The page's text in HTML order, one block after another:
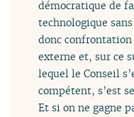
démocratique de
technologique
donc
externe et, sur ce
lequel le Conseil
compétent, s’est
Et si on ne gagne